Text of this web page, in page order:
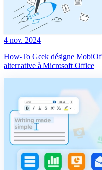
4 nov. 2024
How-To Geek désigne
alternative à Microsoft Office